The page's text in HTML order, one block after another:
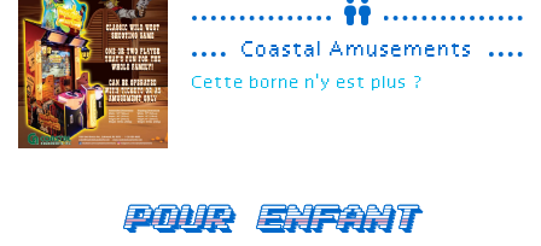
Coastal Amusements
Cette borne n'y est plus ?
Pour enfant